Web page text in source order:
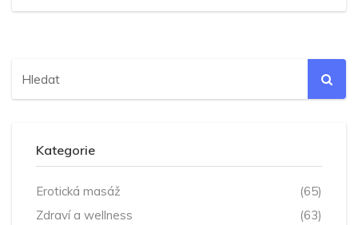
Kategorie
Erotická masáž
(65)
Zdraví a wellness
(63)